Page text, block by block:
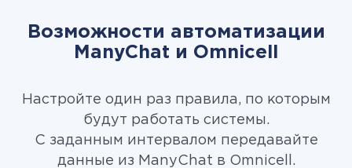
Возможности автоматизации
ManyChat и Omnicell
Настройте один раз правила, по которым
будут работать системы.
С заданным интервалом передавайте
данные из ManyChat в Omnicell.